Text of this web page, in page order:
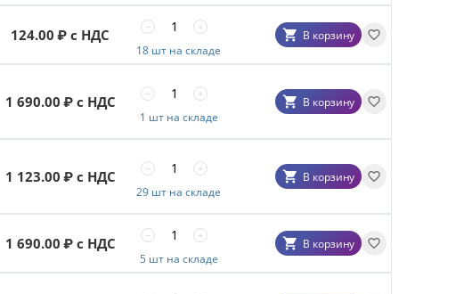
124.00 ₽ с НДС +
−
18 шт на складе
В корзину
1 690.00 ₽ с НДС +
−
1 шт на складе
В корзину
1 123.00 ₽ с НДС +
−
29 шт на складе
В корзину
1 690.00 ₽ с НДС +
−
5 шт на складе
В корзину